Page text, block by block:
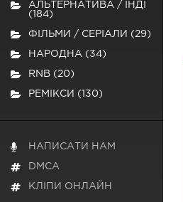
АЛЬТЕРНАТИВА / ІНДІ
(184)
ФІЛЬМИ / СЕРІАЛИ (29)
НАРОДНА (34)
RNB (20)
РЕМІКСИ (130)
НАПИСАТИ НАМ
DMCA
КЛІПИ ОНЛАЙН